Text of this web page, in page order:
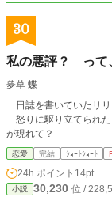
30
私の悪評？ って
夢草 蝶
日誌を書いていたリリ
怒りに駆り立てられた
が現れて？
恋愛 完結 ｼｮｰﾄｼｮｰﾄ
24h.ポイント 14pt
小説 30,230 位 /